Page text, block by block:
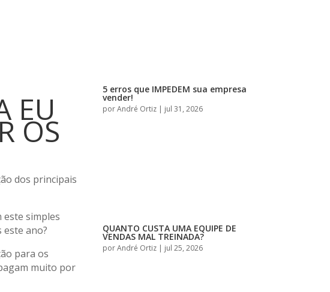
EU
OS
dos principais
este simples
ano?
para os
muito por
5 erros que IMPEDEM sua empresa
vender!
porAndré Ortiz| jul 31, 2026
QUANTO CUSTA UMA EQUIPE DE
VENDAS MAL TREINADA?
porAndré Ortiz| jul 25, 2026